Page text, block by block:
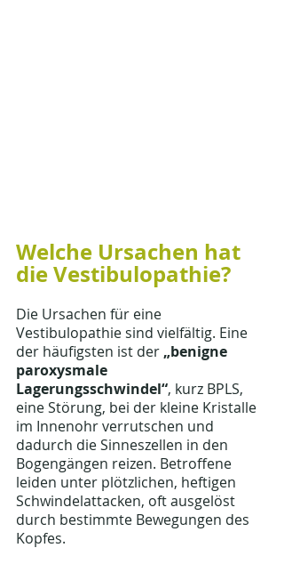
Welche Ursachen hat
die Vestibulopathie?
Die Ursachen für eine
Vestibulopathie sind vielfältig. Eine
der häufigsten ist der „benigne
paroxysmale
Lagerungsschwindel“, kurz BPLS,
eine Störung, bei der kleine Kristalle
im Innenohr verrutschen und
dadurch die Sinneszellen in den
Bogengängen reizen. Betroffene
leiden unter plötzlichen, heftigen
Schwindelattacken, oft ausgelöst
durch bestimmte Bewegungen des
Kopfes.